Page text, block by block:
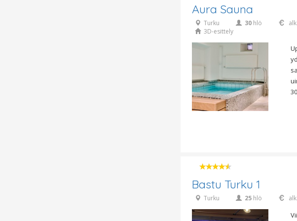
Aura Sauna
Turku 30 hlö alk.
3D-esittely
Bastu Turku 1
Turku 25 hlö alk.